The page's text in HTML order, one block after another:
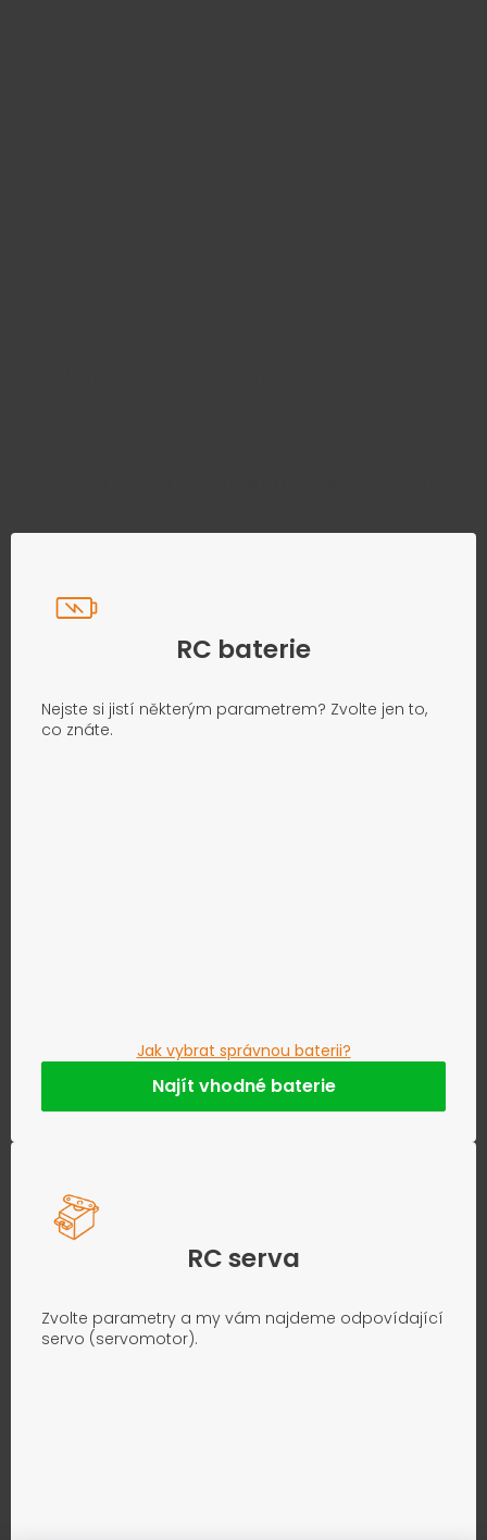
RC baterie
Nejste si jistí některým parametrem? Zvolte jen to,
co znáte.
Jak vybrat správnou baterii?
Najít vhodné baterie
RC serva
Zvolte parametry a my vám najdeme odpovídající
servo (servomotor).